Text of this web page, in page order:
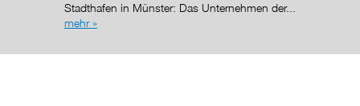
Stadthafen in Münster: Das Unternehmen der...
mehr »